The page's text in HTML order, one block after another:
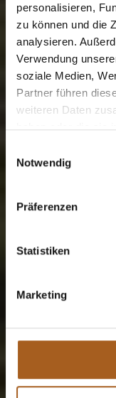
personalisieren,
zu können und die
analysieren.
Verwendung
soziale Medien,
Partner führen
weiteren Daten
haben oder die sie
Notwendig
Präferenzen
Statistiken
Marketing